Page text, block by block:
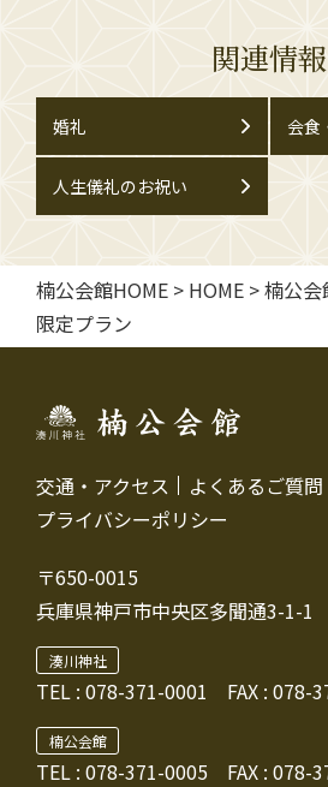
関連情報
婚礼 会食
人生儀礼のお祝い
楠公会館HOME > HOME >楠公会
限定プラン
交通・アクセス よくあるご質問
プライバシーポリシー
〒650-0015
兵庫県神戸市中央区多聞通3-1-1
湊川神社
TEL : 078-371-0001 FAX : 078-
楠公会館
TEL : 078-371-0005 FAX : 078-